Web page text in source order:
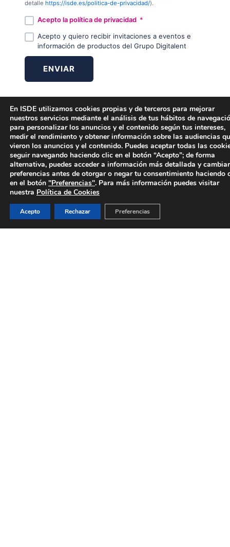
detalle https://isde.es/politica-de-privacidad/).
Acepto la política de privacidad *
Acepto y quiero recibir invitaciones a eventos e
información de productos del Grupo Digitalent
+30
K
En ISDE utilizamos cookies propias y de terceros para mejorar
nuestros servicios mediante el análisis de tus hábitos de
para personalizar los anuncios y el contenido según tus intereses,
medir el rendimiento y obtener información sobre las audiencias
vieron los anuncios y el contenido. Puedes aceptar todas las
seguir navegando haciendo clic en el botón “Acepto”; de forma
alternativa, puedes acceder a información más detallada y
preferencias antes de otorgar o negar tu consentimiento haciendo
en el botón "Preferencias". Para más información puedes visitar
nuestra Política de Cookies
Acepto Rechazar Preferencias